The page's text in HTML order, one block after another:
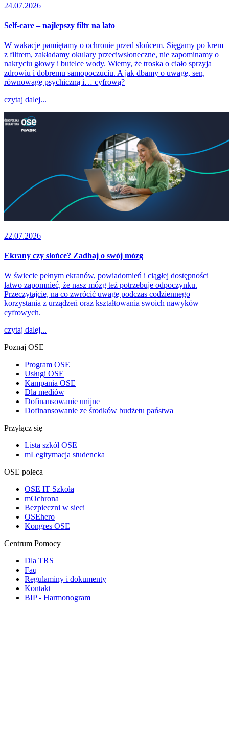
24.07.2026
Self-care – najlepszy filtr na lato
W wakacje pamiętamy o ochronie przed słońcem. Sięgamy po krem
z filtrem, zakładamy okulary przeciwsłoneczne, nie zapominamy o
nakryciu głowy i butelce wody. Wiemy, że troska o ciało sprzyja
zdrowiu i dobremu samopoczuciu. A jak dbamy o uwagę, sen,
równowagę psychiczną i… cyfrową?
czytaj dalej...
22.07.2026
Ekrany czy słońce? Zadbaj o swój mózg
W świecie pełnym ekranów, powiadomień i ciągłej dostępności
łatwo zapomnieć, że nasz mózg też potrzebuje odpoczynku.
Przeczytajcie, na co zwrócić uwagę podczas codziennego
korzystania z urządzeń oraz kształtowania swoich nawyków
cyfrowych.
czytaj dalej...
Poznaj OSE
Program OSE
Usługi OSE
Kampania OSE
Dla mediów
Dofinansowanie unijne
Dofinansowanie ze środków budżetu państwa
Przyłącz się
Lista szkół OSE
mLegitymacja studencka
OSE poleca
OSE IT Szkoła
mOchrona
Bezpieczni w sieci
OSEhero
Kongres OSE
Centrum Pomocy
Dla TRS
Faq
Regulaminy i dokumenty
Kontakt
BIP - Harmonogram